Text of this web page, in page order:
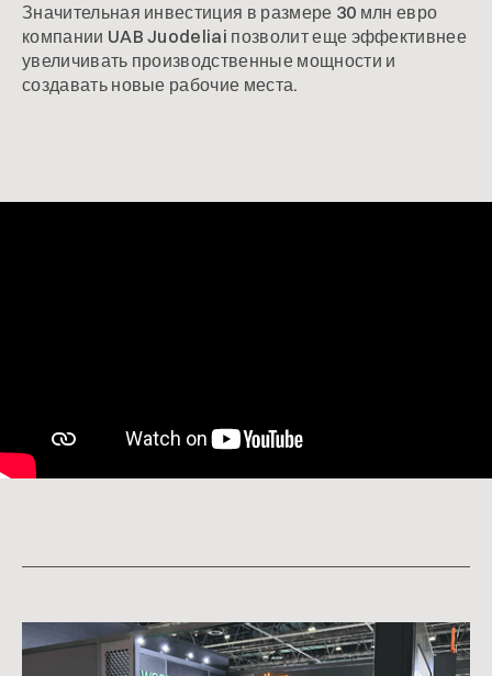
Значительная инвестиция в размере 30 млн евро
компании UAB Juodeliai позволит еще эффективнее
увеличивать производственные мощности и
создавать новые рабочие места.